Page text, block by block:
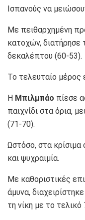
Ισπανούς να
Με πειθαρχημένη
κατοχών, διατήρησε
δεκαλέπτου (60-53).
Το τελευταίο μέρος
Η Μπιλμπάο πίεσε
παιχνίδι στα όρια,
(71-70).
Ωστόσο, στα κρίσιμα
και ψυχραιμία.
Με καθοριστικές
άμυνα,
τη νίκη με το τελικό